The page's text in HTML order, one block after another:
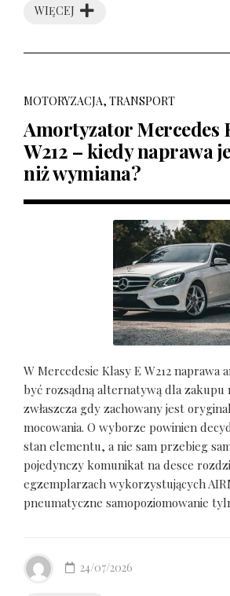
WIĘCEJ
MOTORYZACJA, TRANSPORT
Amortyzator Mercedes
W212 – kiedy naprawa
niż wymiana?
W Mercedesie Klasy E W212 naprawa
być rozsądną alternatywą dla zakupu
zwłaszcza gdy zachowany jest
mocowania. O wyborze powinien
stan elementu, a nie sam przebieg
pojedynczy komunikat na desce
egzemplarzach wykorzystujących
pneumatyczne samopoziomowanie
24/07/2026